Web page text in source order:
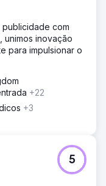
com
unimos inovação
para impulsionar o
+22
+3
5